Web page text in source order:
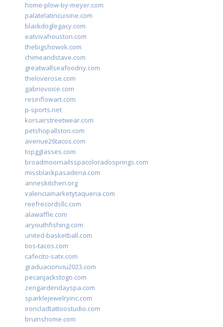
home-plow-by-meyer.com
palatelatincuisine.com
blackdoglegacy.com
eatvivahouston.com
thebigshowok.com
chimeandstave.com
greatwallseafoodny.com
theloverose.com
gabriovoice.com
resinflowart.com
p-sports.net
korsairstreetwear.com
petshopallston.com
avenue26tacos.com
topgglasses.com
broadmoornailsspacoloradosprings.com
missblackpasadena.com
anneskitchen.org
valenciamarketytaqueria.com
reefrecordsllc.com
alawaffle.com
aryouthfishing.com
united-basketball.com
tios-tacos.com
cafecito-satx.com
graduacionviu2023.com
pecanjackstogo.com
zengardendayspa.com
sparklejewelryinc.com
ironcladtattoostudio.com
bruinshome.com